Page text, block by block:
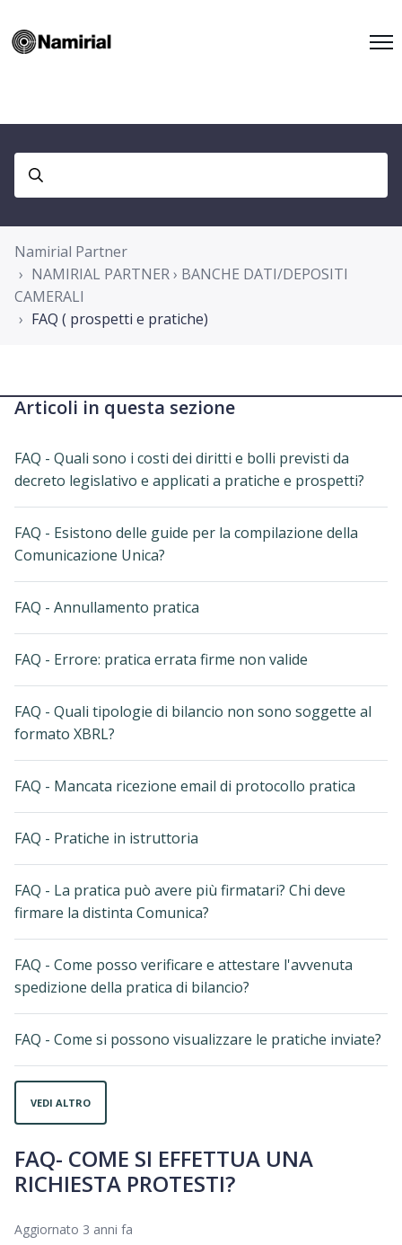
Namirial Partner
NAMIRIAL PARTNER › BANCHE DATI/DEPOSITI
CAMERALI
FAQ ( prospetti e pratiche)
Articoli in questa sezione
FAQ - Quali sono i costi dei diritti e bolli previsti da
decreto legislativo e applicati a pratiche e prospetti?
FAQ - Esistono delle guide per la compilazione della
Comunicazione Unica?
FAQ - Annullamento pratica
FAQ - Errore: pratica errata firme non valide
FAQ - Quali tipologie di bilancio non sono soggette al
formato XBRL?
FAQ - Mancata ricezione email di protocollo pratica
FAQ - Pratiche in istruttoria
FAQ - La pratica può avere più firmatari? Chi deve
firmare la distinta Comunica?
FAQ - Come posso verificare e attestare l'avvenuta
spedizione della pratica di bilancio?
FAQ - Come si possono visualizzare le pratiche inviate?
VEDI ALTRO
FAQ- COME SI EFFETTUA UNA
RICHIESTA PROTESTI?
Aggiornato 3 anni fa